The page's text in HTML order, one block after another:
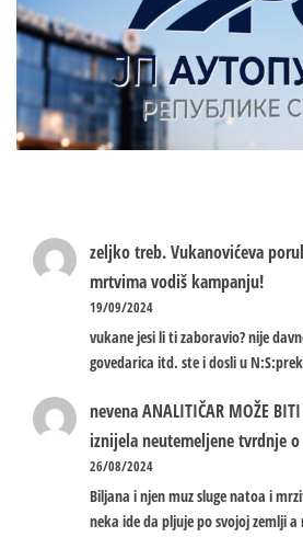
zeljko treb.Vukanovićeva
mrtvima vodiš kampanju!
19/09/2024
vukane jesi li ti zaboravio? nije
govedarica itd. ste i dosli u
nevenaANALITIČAR MOŽE
iznijela neutemeljene tvrdnje
26/08/2024
Biljana i njen muz sluge natoa i
neka ide da pljuje po svojoj zemlji